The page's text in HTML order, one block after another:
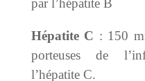
par l’hépatite B
Hépatite C : 150
porteuses de
l’hépatite C.